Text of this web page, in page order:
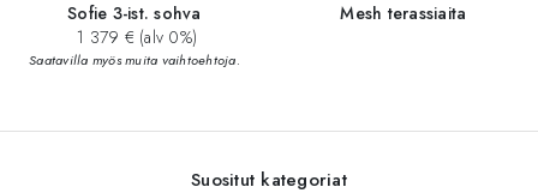
Sofie 3-ist. sohva
1 379 € (alv 0%)
Saatavilla myös muita vaihtoehtoja.
Mesh terassiaita
Suositut kategoriat